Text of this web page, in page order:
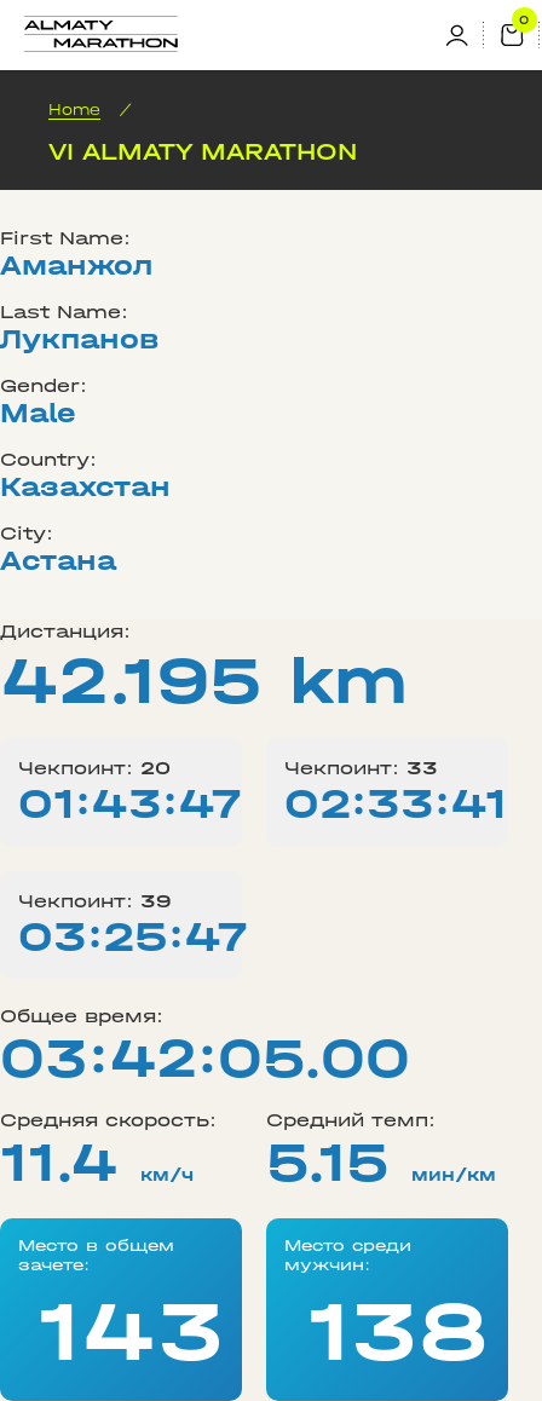
Home /
VI ALMATY MARATHON
First Name:
Аманжол
Last Name:
Лукпанов
Gender:
Male
Country:
Казахстан
City:
Астана
Дистанция:
42.195 km
Чекпоинт: 20
01:43:47
Чекпоинт: 33
02:33:41
Чекпоинт: 39
03:25:47
Общее время:
03:42:05.00
Средняя скорость:
11.4 км/ч
Средний темп:
5.15 мин/км
Место в общем
зачете:
143
Место среди
мужчин:
138